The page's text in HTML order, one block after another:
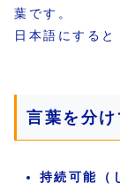
葉です。
日本語にすると
言葉を分け
持続可能（